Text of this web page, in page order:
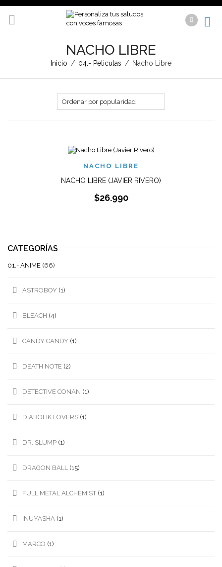
NACHO LIBRE
Inicio / 04.- Peliculas / Nacho Libre
NACHO LIBRE
NACHO LIBRE (JAVIER RIVERO)
$26.990
CATEGORÍAS
01.- ANIME (66)
ASTROBOY (1)
BLEACH (4)
CANDY CANDY (1)
DEATH NOTE (2)
DETECTIVE CONAN (1)
DIABOLIK LOVERS (1)
DR. SLUMP (1)
DRAGON BALL (15)
FULL METAL ALCHEMIST (1)
INUYASHA (1)
MARCO (1)